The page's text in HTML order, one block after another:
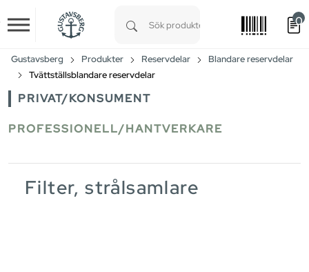
Skip to main content
0
Gustavsberg Produkter Reservdelar
Blandare reservdelar
Tvättställsblandare reservdelar
PRIVAT/KONSUMENT
PROFESSIONELL/HANTVERKARE
Filter, strålsamlare